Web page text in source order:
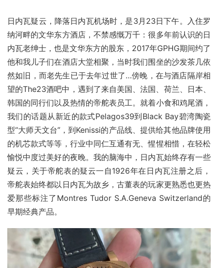
日内瓦疑云，降落日内瓦机场时，是3月23日下午。入住罗
纳河畔的文华东方酒店，不禁感慨万千：很多年前认识的日
内瓦老绅士，也是文华东方的股东，2017年GPHG期间约了
他和我儿子们在酒店大堂相聚，当时我们围坐的沙发茶几依
然如旧，而老先生已于去年过世了…傍晚，在与酒店隔岸相
望的The23酒吧中，遇到了来自美国、法国、荷兰、日本、
韩国的同行们以及热情的帝舵表员工。就着小食和鸡尾酒，
我们的话题从新近的款式Pelagos39到Black Bay碧湾陶瓷
型“大师天文台”，到Kenissi的产品线、提供给其他品牌使用
的机芯款式等等，行业中同仁互通有无、惺惺相惜，在轻松
愉悦中度过美好的夜晚。我的脑海中，日内瓦始终存有一些
疑云，关于帝舵表的疑云一自1926年在日内瓦注册之后，
帝舵表始终都以日内瓦为故乡，古董表的玩家更熟悉也更热
爱那些标注了Montres Tudor S.A.Geneva Switzerland的
早期经典产品。